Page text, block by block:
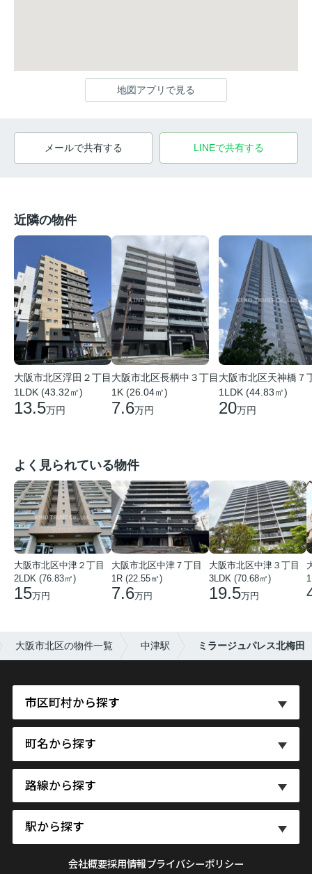
地図アプリで見る
メールで共有する LINEで共有する
近隣の物件
大阪市北区浮田２丁目
1LDK (43.32㎡)
13.5万円
大阪市北区長柄中３丁目
1K (26.04㎡)
7.6万円
大阪市北区天神橋７
1LDK (44.83㎡)
20万円
よく見られている物件
大阪市北区中津２丁目
2LDK (76.83㎡)
15万円
大阪市北区中津７丁目
1R (22.55㎡)
7.6万円
大阪市北区中津３丁目
3LDK (70.68㎡)
19.5万円
大阪市北区の物件一覧 中津駅 ミラージュパレス北梅田
市区町村から探す
町名から探す
路線から探す
駅から探す
会社概要採用情報プライバシーポリシー